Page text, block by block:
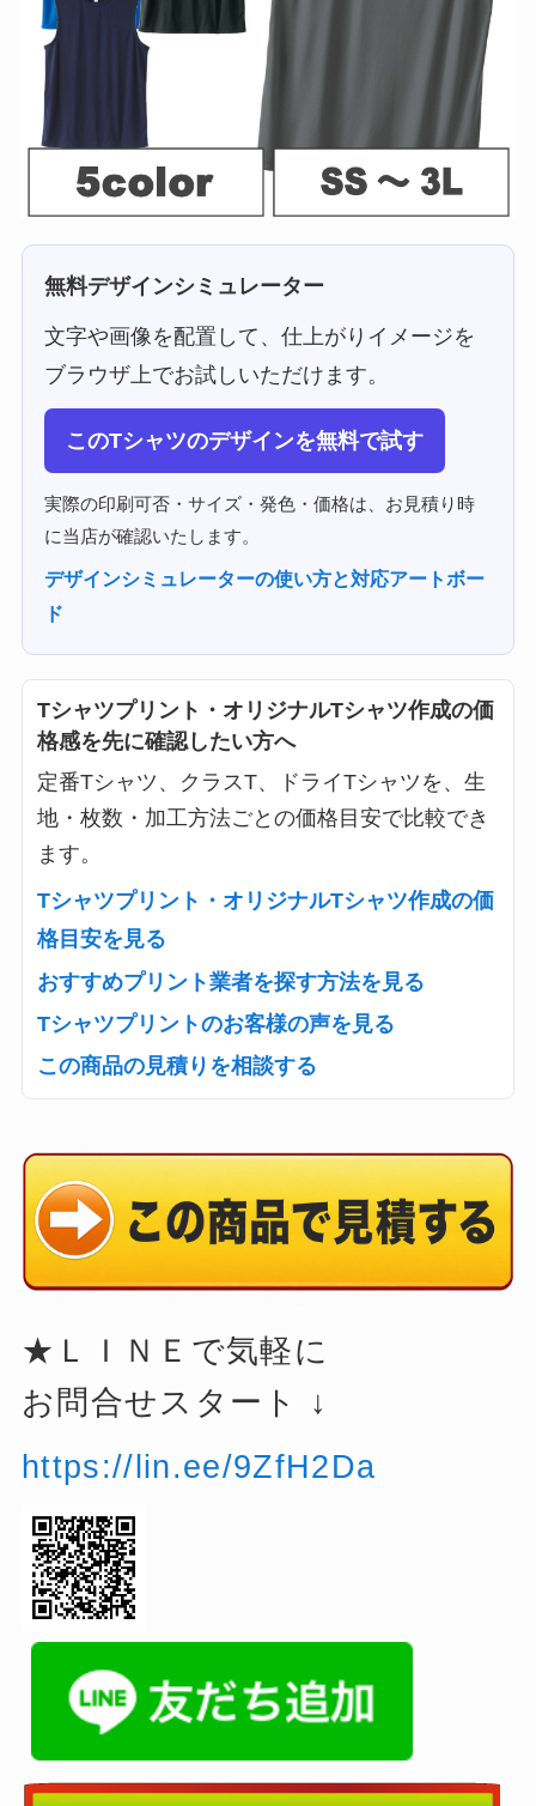
無料デザインシミュレーター
文字や画像を配置して、仕上がりイメージを
ブラウザ上でお試しいただけます。
このTシャツのデザインを無料で試す
実際の印刷可否・サイズ・発色・価格は、お見積り時
に当店が確認いたします。
デザインシミュレーターの使い方と対応アートボー
ド
Tシャツプリント・オリジナルTシャツ作成の価
格感を先に確認したい方へ
定番Tシャツ、クラスT、ドライTシャツを、生
地・枚数・加工方法ごとの価格目安で比較でき
ます。
Tシャツプリント・オリジナルTシャツ作成の価
格目安を見る
おすすめプリント業者を探す方法を見る
Tシャツプリントのお客様の声を見る
この商品の見積りを相談する
★ＬＩＮＥで気軽に
お問合せスタート ↓
https://lin.ee/9ZfH2Da